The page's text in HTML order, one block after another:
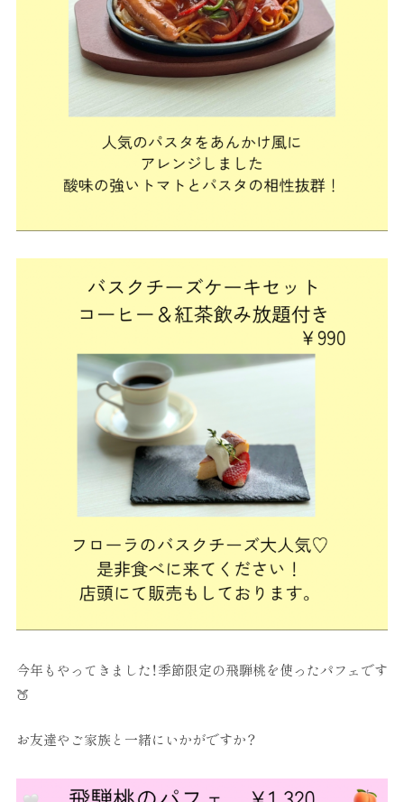
今年もやってきました！季節限定の飛騨桃を使ったパフェです
🍑
お友達やご家族と一緒にいかがですか？